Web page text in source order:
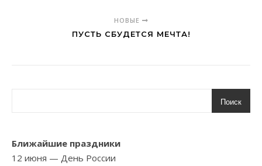
НОВЫЕ
ПУСТЬ СБУДЕТСЯ МЕЧТА!
Поиск
Ближайшие праздники
12 июня — День России